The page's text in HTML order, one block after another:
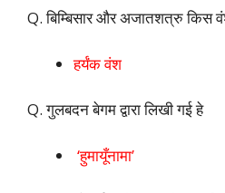
Q. बिम्बिसार और अजातशत्रु किस
हर्यंक वंश
Q. गुलबदन बेगम द्वारा लिखी गई हे
‘हुमायूँनामा’